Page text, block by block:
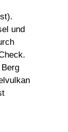
und